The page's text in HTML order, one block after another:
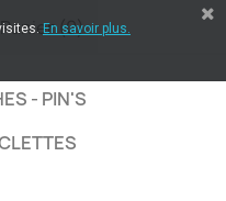
Panier (0)
- PIN'S
En savoir plus.